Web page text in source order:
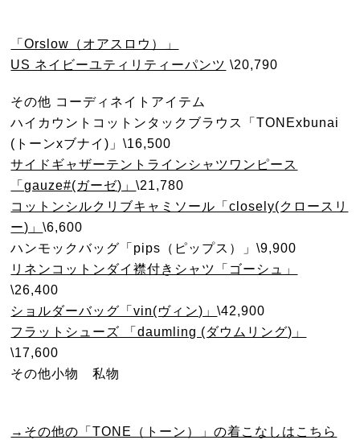
「Orslow（オアスロウ）」
US ネイビーユティリティーパンツ \20,790
その他 コーディネイトアイテム
ハイカウントコットンタックブラウス「TONExbunai
(トーンxブナイ)」\16,500
サイドギャザーテントラインシャツワンピース
「gauze#(ガーゼ)」\21,780
コットンシルクリブキャミソール「closely(クロースリ
ー)」\6,600
ハンモックバッグ「pips（ピップス）」\9,900
リネンコットンダイ襟付きシャツ「ゴーシュ」
\26,400
ショルダーバッグ「vin(ヴィン)」\42,900
フラットシューズ 「daumling (ダウムリング)」
\17,600
その他小物 私物
→その他の「TONE（トーン）」の着こなしはこちら